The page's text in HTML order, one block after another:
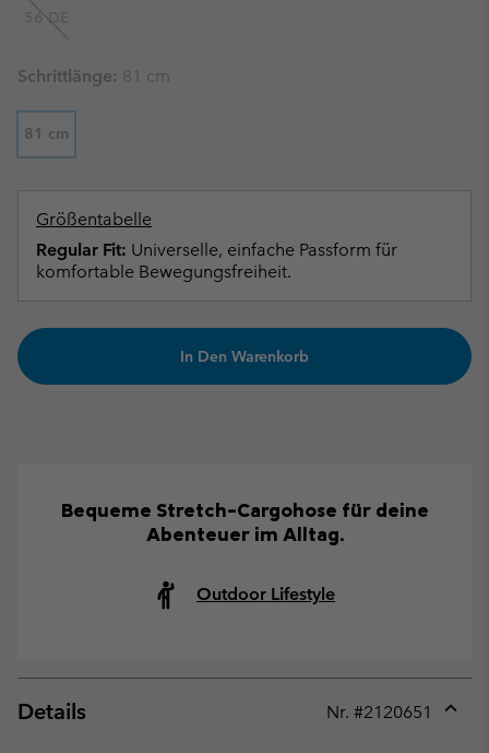
56 DE
Schrittlänge: 81 cm
81 cm
Größentabelle
Regular Fit: Universelle, einfache Passform für
komfortable Bewegungsfreiheit.
In Den Warenkorb
Bequeme Stretch-Cargohose für deine
Abenteuer im Alltag.
Outdoor Lifestyle
Details Nr. #2120651